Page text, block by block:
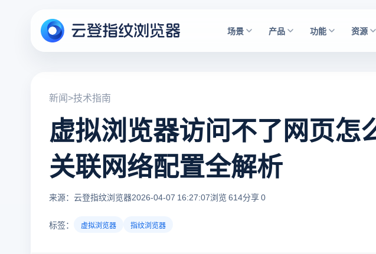
场景 产品 功能 资源
新闻>技术指南
虚拟浏览器访问不了网页怎
关联网络配置全解析
来源：云登指纹浏览器2026-04-07 16:27:07浏览 614分享 0
标签： 虚拟浏览器 指纹浏览器